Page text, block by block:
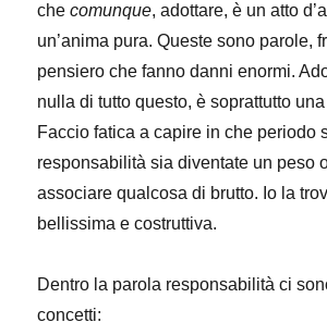
checomunque, adottare, è un atto
un’anima pura. Queste sono parole,
pensiero che fanno danni enormi.
nulla di tutto questo, è soprattutto
Faccio fatica a capire in che periodo
responsabilità sia diventate un peso
associare qualcosa di brutto. Io la
bellissima e costruttiva.
Dentro la parola responsabilità ci
concetti: